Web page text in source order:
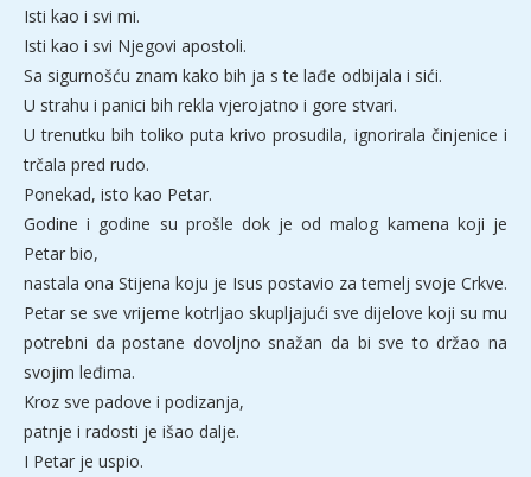
Isti kao i svi mi.
Isti kao i svi Njegovi apostoli.
Sa sigurnošću znam kako bih ja s te lađe odbijala i sići.
U strahu i panici bih rekla vjerojatno i gore stvari.
U trenutku bih toliko puta krivo prosudila, ignorirala činjenice i
trčala pred rudo.
Ponekad, isto kao Petar.
Godine i godine su prošle dok je od malog kamena koji je
Petar bio,
nastala ona Stijena koju je Isus postavio za temelj svoje Crkve.
Petar se sve vrijeme kotrljao skupljajući sve dijelove koji su mu
potrebni da postane dovoljno snažan da bi sve to držao na
svojim leđima.
Kroz sve padove i podizanja,
patnje i radosti je išao dalje.
I Petar je uspio.